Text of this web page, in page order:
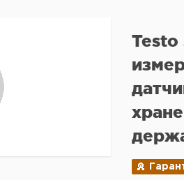
Testo